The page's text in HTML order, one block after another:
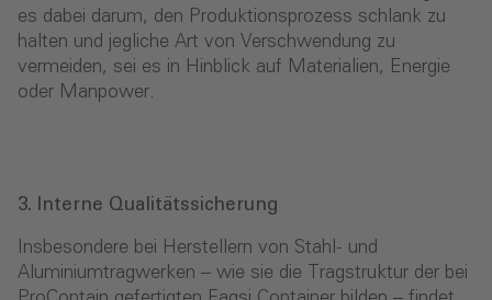
es dabei darum, den Produktionsprozess schlank zu
hal­ten und jegliche Art von Verschwendung zu
vermeiden, sei es in Hinblick auf Materialien, Energie
oder Manpower.
3. Interne Qualitätssicherung
Insbesondere bei Herstellern von Stahl- und
Aluminiumtrag­werken – wie sie die Tragstruktur der bei